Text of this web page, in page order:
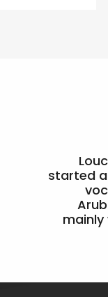
started